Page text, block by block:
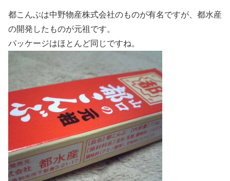
都こんぶは中野物産株式会社のものが有名ですが、都水産
の開発したものが元祖です。
パッケージはほとんど同じですね。